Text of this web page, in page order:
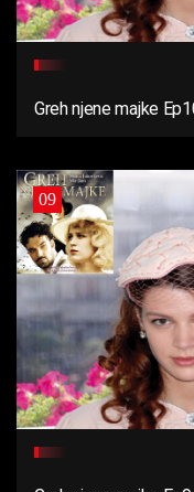
Greh njene majke
09